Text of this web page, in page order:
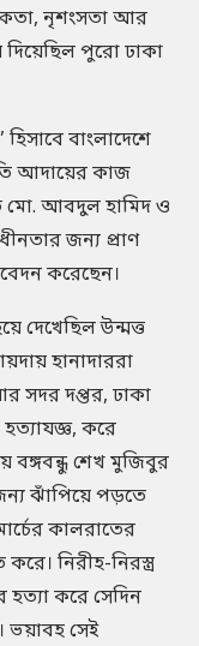
নৃশংসতা আর
দিয়েছিল পুরো ঢাকা
বাংলাদেশে
আদায়ের কাজ
মো. আবদুল হামিদ ও
জন্য প্রাণ
করেছেন।
দেখেছিল উন্মত্ত
হানাদাররা
সদর দপ্তর, ঢাকা
হত্যাযজ্ঞ, করে
বঙ্গবন্ধু শেখ মুজিবুর
ঝাঁপিয়ে পড়তে
কালরাতের
নিরীহ-নিরস্ত্র
হত্যা করে সেদিন
ভয়াবহ সেই